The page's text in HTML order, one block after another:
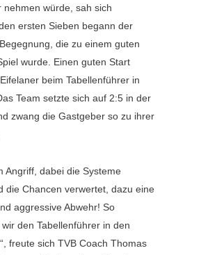
nehmen würde, sah sich
ersten Sieben begann der
die zu einem guten
wurde. Einen guten Start
beim Tabellenführer in
Team setzte sich auf 2:5 in der
zwang die Gastgeber so zu ihrer
Angriff, dabei die Systeme
die Chancen verwertet, dazu eine
aggressive Abwehr! So
den Tabellenführer in den
freute sich TVB Coach Thomas